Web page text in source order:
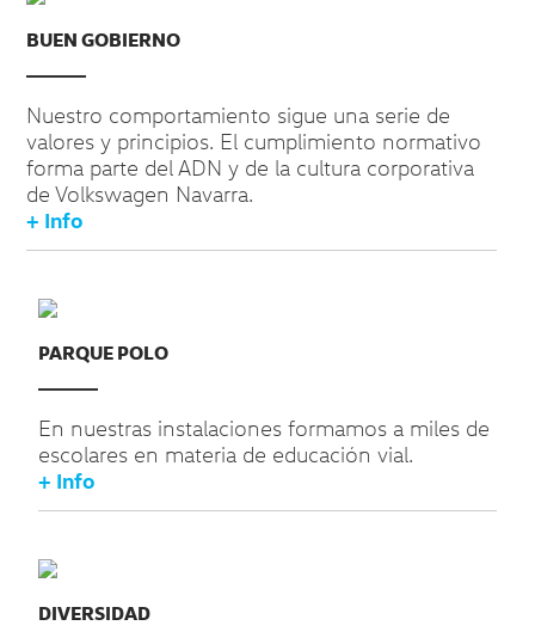
BUEN GOBIERNO
Nuestro comportamiento sigue una serie de
valores y principios. El cumplimiento normativo
forma parte del ADN y de la cultura corporativa
de Volkswagen Navarra.
+ Info
PARQUE POLO
En nuestras instalaciones formamos a miles de
escolares en materia de educación vial.
+ Info
DIVERSIDAD